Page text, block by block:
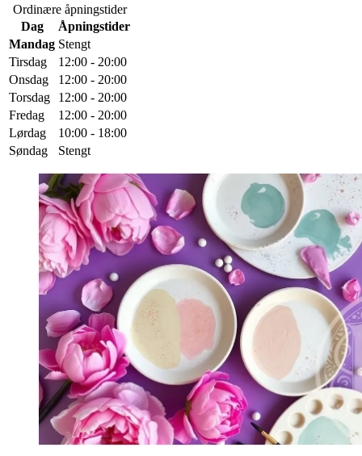
Ordinære åpningstider
Dag
Åpningstider
Mandag Stengt
Tirsdag
12:00 - 20:00
Onsdag
12:00 - 20:00
Torsdag
12:00 - 20:00
Fredag
12:00 - 20:00
Lørdag
10:00 - 18:00
Søndag
Stengt